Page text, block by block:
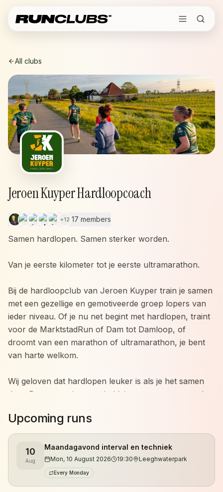
All clubs
Jeroen Kuyper Hardloopcoach
+12 17 members
Samen hardlopen. Samen sterker worden.
Van je eerste kilometer tot je eerste ultramarathon.
Bij de hardloopclub van Jeroen Kuyper train je samen
met een gezellige en gemotiveerde groep lopers van
ieder niveau. Of je nu net begint met hardlopen, traint
voor de MarktstadRun of Dam tot Damloop, of
droomt van een marathon of ultramarathon, je bent
van harte welkom.
Wij geloven dat hardlopen leuker is als je het samen
doet. Daarom trainen we in kleine groepen met veel
niveau en werkt aan zijn eigen doelen, terwijl we
elkaar motiveren om net dat stapje extra te zetten.
Je kunt zowel overdag als 's avonds trainen.
Daarnaast organiseren we trailruntrainingen in de
duinen van Noord-Holland, waar je kennismaakt met
Upcoming runs
10
Aug
Maandagavond interval en techniek
Mon, 10 August 2026 19:30 Leeghwaterpark
Every Monday